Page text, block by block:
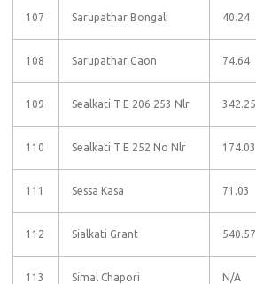
107 Sarupathar Bongali 40.24
108 Sarupathar Gaon 74.64
109 Sealkati T E 206 253 Nlr 342.25
110 Sealkati T E 252 No Nlr 174.03
111 Sessa Kasa 71.03
112 Sialkati Grant 540.57
113 Simal Chapori N/A